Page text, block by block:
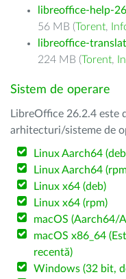
libreoffice-help-
56 MB (Torent,
libreoffice-
224 MB (Torent,
Sistem de operare
LibreOffice 26.2.4 este
arhitecturi/sisteme de
Linux Aarch64
Linux Aarch64
Linux x64 (deb)
Linux x64 (rpm)
macOS (Aarch64/
macOS x86_64
recentă)
Windows (32 bit,